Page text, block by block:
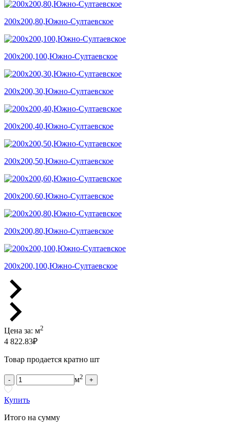
200х200,80,Южно-Султаевское
200х200,100,Южно-Султаевское
200х200,30,Южно-Султаевское
200х200,40,Южно-Султаевское
200х200,50,Южно-Султаевское
200х200,60,Южно-Султаевское
200х200,80,Южно-Султаевское
200х200,100,Южно-Султаевское
Цена за: м2
4 822.83₽
Товар продается кратно шт
- м2 +
Купить
Итого на сумму